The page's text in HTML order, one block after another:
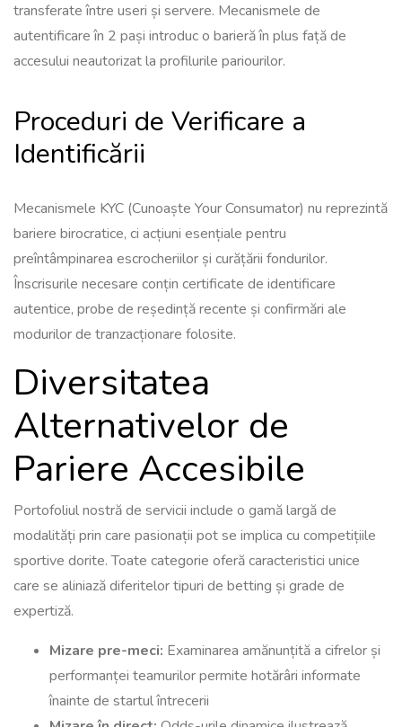
transferate între useri și servere. Mecanismele de
autentificare în 2 pași introduc o barieră în plus față de
accesului neautorizat la profilurile pariourilor.
Proceduri de Verificare a
Identificării
Mecanismele KYC (Cunoaște Your Consumator) nu reprezintă
bariere birocratice, ci acțiuni esențiale pentru
preîntâmpinarea escrocheriilor și curățării fondurilor.
Înscrisurile necesare conțin certificate de identificare
autentice, probe de reședință recente și confirmări ale
modurilor de tranzacționare folosite.
Diversitatea
Alternativelor de
Pariere Accesibile
Portofoliul nostră de servicii include o gamă largă de
modalități prin care pasionații pot se implica cu competițiile
sportive dorite. Toate categorie oferă caracteristici unice
care se aliniază diferitelor tipuri de betting și grade de
expertiză.
Mizare pre-meci: Examinarea amănunțită a cifrelor și
performanței teamurilor permite hotărâri informate
înainte de startul întrecerii